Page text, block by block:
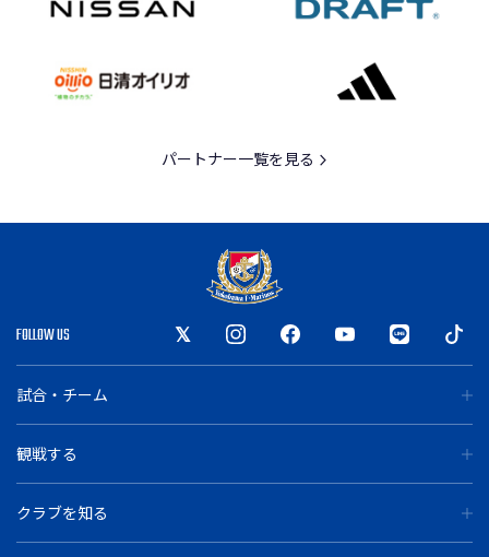
パートナー一覧を見る
FOLLOW US
試合・チーム
観戦する
クラブを知る